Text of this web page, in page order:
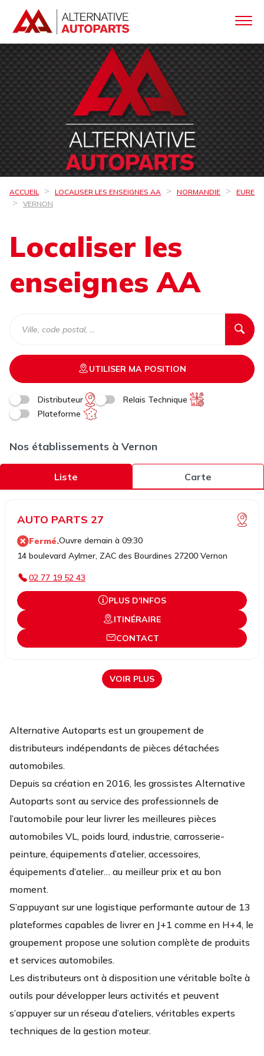
ACCUEIL LOCALISER LES ENSEIGNES AA NORMANDIE
EURE
VERNON
Localiser les
enseignes AA
UTILISER MA POSITION
Distributeur
Relais Technique
Plateforme
Nos établissements à Vernon
Liste Carte
AUTO PARTS 27
Fermé.Ouvre demain à 09:30
14 boulevard Aylmer, ZAC des Bourdines 27200 Vernon
02 77 19 52 43
PLUS D'INFOS
ITINÉRAIRE
CONTACT
VOIR PLUS
Alternative Autoparts est un groupement de
distributeurs indépendants de pièces détachées
automobiles.
Depuis sa création en 2016, les grossistes Alternative
Autoparts sont au service des professionnels de
l’automobile pour leur livrer les meilleures pièces
automobiles VL, poids lourd, industrie, carrosserie-
peinture, équipements d’atelier, accessoires,
équipements d’atelier… au meilleur prix et au bon
moment.
S’appuyant sur une logistique performante autour de 13
plateformes capables de livrer en J+1 comme en H+4, le
groupement propose une solution complète de produits
et services automobiles.
Les distributeurs ont à disposition une véritable boîte à
outils pour développer leurs activités et peuvent
s’appuyer sur un réseau d’ateliers, véritables experts
techniques de la gestion moteur.